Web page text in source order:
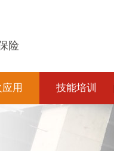
险
用 技能培训